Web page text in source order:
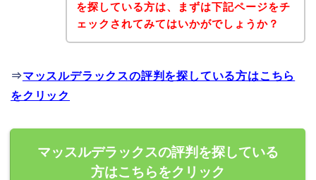
を探している方は、まずは下記ページをチ
ェックされてみてはいかがでしょうか？
⇒マッスルデラックスの評判を探している方はこちら
をクリック
マッスルデラックスの評判を探している
方はこちらをクリック